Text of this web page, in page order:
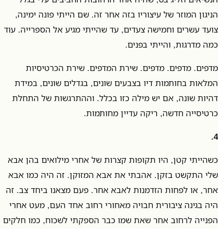
הניגון המוזר של עיצוריו בזה אחר זה. שם הייתי פונה ימינה,
צועד עשרים וחמישה צעדים, עד שהייתי מגיע אל הספרייה. עוד
כמה מדרגות, והייתי בפנים.
מדפים. מדפים. מדפים. שירת המדפים. שירת הכרטיסיות
המלאות בחותמות דיו בצבעים שונים, בגדלים שונים, במידת
דהיות שונה, אם יש מילה כזו בכלל. וההתרגשות של התחלת
כרטיסייה חדשה, ריקה עדיין מחותמות.
4.
כשהייתי קטן, היו תקופות קצרות של אחרי מילואים בהן אבא
שלי התקשט בזקן. אהבתי את אבא המזוקן. זה היה כמו אבא
אחר, או לפחות הזדמנות לאבא אחר. פעם מצאנו ביחד צב. זה
היה בגינה ציבורית חבויה מאחורי רחוב אחד העם, מעט אחרי
הפנייה לרחוב אחר שאת שמו כבר הספקתי לשכוח, כמו חלקים